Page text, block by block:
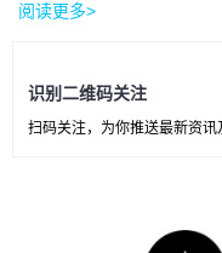
阅读更多>
识别二维码关注
扫码关注，为你推送最新资讯